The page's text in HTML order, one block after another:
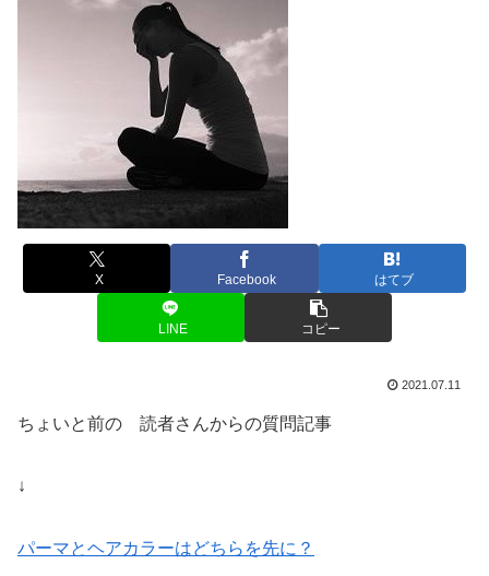
X Facebook はてブ
LINE コピー
2021.07.11
ちょいと前の 読者さんからの質問記事
↓
パーマとヘアカラーはどちらを先に？